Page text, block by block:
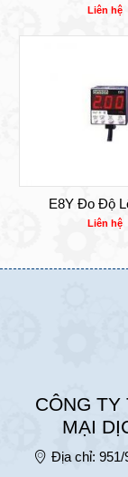
Liên hệ
E8Y Đo Độ
Liên hệ
CÔNG
MẠI
Địa chỉ: 951/